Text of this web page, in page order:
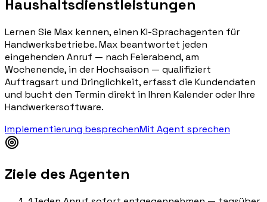
Haushaltsdienstleistungen
Lernen Sie Max kennen, einen KI-Sprachagenten für
Handwerksbetriebe. Max beantwortet jeden
eingehenden Anruf — nach Feierabend, am
Wochenende, in der Hochsaison — qualifiziert
Auftragsart und Dringlichkeit, erfasst die Kundendaten
und bucht den Termin direkt in Ihren Kalender oder Ihre
Handwerkersoftware.
Implementierung besprechenMit Agent sprechen
Ziele des Agenten